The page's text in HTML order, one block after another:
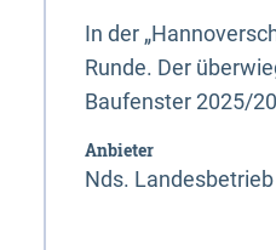
In der
Runde. Der
Baufenster 2025/
Anbieter
Nds.